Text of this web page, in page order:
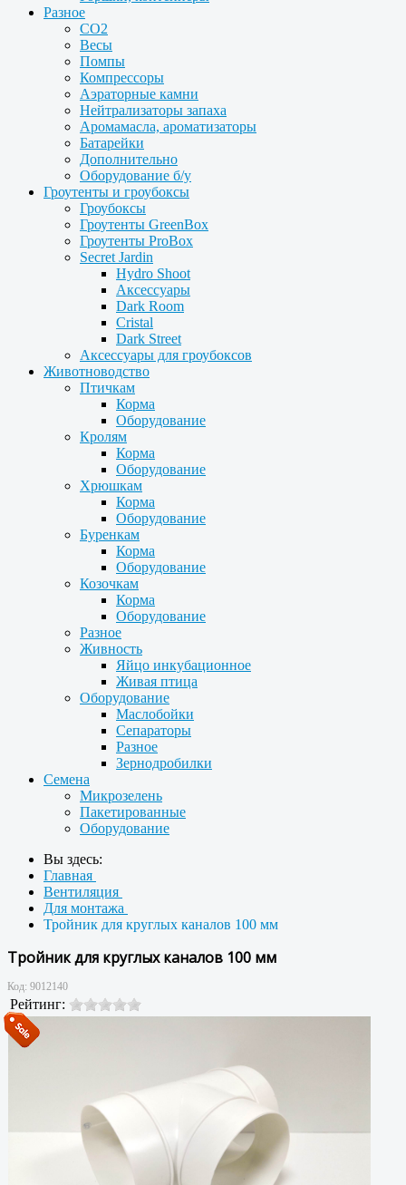
Разное
CO2
Весы
Помпы
Компрессоры
Аэраторные камни
Нейтрализаторы запаха
Аромамасла, ароматизаторы
Батарейки
Дополнительно
Оборудование б/у
Гроутенты и гроубоксы
Гроубоксы
Гроутенты GreenBox
Гроутенты ProBox
Secret Jardin
Hydro Shoot
Аксессуары
Dark Room
Cristal
Dark Street
Аксессуары для гроубоксов
Животноводство
Птичкам
Корма
Оборудование
Кролям
Корма
Оборудование
Хрюшкам
Корма
Оборудование
Буренкам
Корма
Оборудование
Козочкам
Корма
Оборудование
Разное
Живность
Яйцо инкубационное
Живая птица
Оборудование
Маслобойки
Сепараторы
Разное
Зернодробилки
Семена
Микрозелень
Пакетированные
Оборудование
Вы здесь:
Главная
Вентиляция
Для монтажа
Тройник для круглых каналов 100 мм
Тройник для круглых каналов 100 мм
Код: 9012140
Рейтинг: